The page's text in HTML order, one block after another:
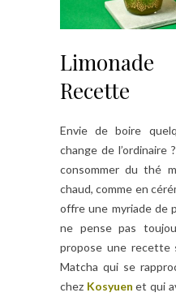
Recette
Envie de boire
change de l’ordinaire
consommer du thé
chaud, comme en
offre une myriade de
ne pense pas
propose une recette
Matcha qui se
chez Kosyuen et qui